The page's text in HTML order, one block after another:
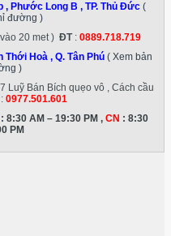
Phước Long B , TP. Thủ Đức (
đường )
20 met ) ĐT: 0889.718.719
Hoà , Q. Tân Phú ( Xem bản
)
Luỹ Bán Bích quẹo vô , Cách cầu
0977.501.601
8:30 AM – 19:30 PM , CN : 8:30
PM